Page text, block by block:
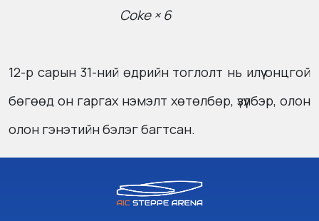
Coke × 6
12-р сарын 31-ний өдрийн тоглолт нь илүү онцгой
бөгөөд он гаргах нэмэлт хөтөлбөр, үзүүлбэр, олон
олон гэнэтийн бэлэг багтсан.